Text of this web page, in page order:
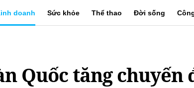
doanh Sức khỏe Thể thao Đời sống
Quốc tăng chuyến